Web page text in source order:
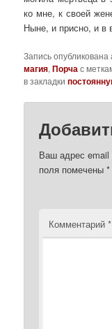
ко мне, к своей
Ныне, и присно, и в
Запись
магия,Порчас
в закладки
Ваш адрес email
поля помечены*
Комментарий*